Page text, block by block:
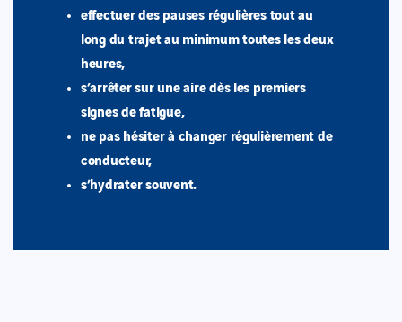
effectuer des pauses régulières tout au
long du trajet au minimum toutes les deux
heures,
s’arrêter sur une aire dès les premiers
signes de fatigue,
ne pas hésiter à changer régulièrement de
conducteur,
s’hydrater souvent.